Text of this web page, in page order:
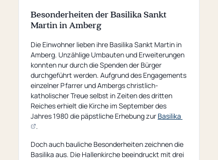
Besonderheiten der Basilika Sankt
Martin in Amberg
Die Einwohner lieben ihre Basilika Sankt Martin in
Amberg. Unzählige Umbauten und Erweiterungen
konnten nur durch die Spenden der Bürger
durchgeführt werden. Aufgrund des Engagements
einzelner Pfarrer und Ambergs christlich-
katholischer Treue selbst in Zeiten des dritten
Reiches erhielt die Kirche im September des
Jahres 1980 die päpstliche Erhebung zur Basilika
(öffnet
Seite)
.
Doch auch bauliche Besonderheiten zeichnen die
Basilika aus. Die Hallenkirche beeindruckt mit drei